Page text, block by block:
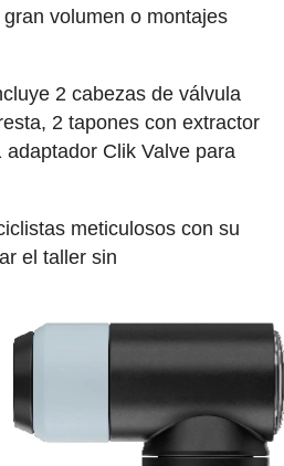
volumen o montajes
2 cabezas de válvula
2 tapones con extractor
Clik Valve para
meticulosos con su
el taller sin